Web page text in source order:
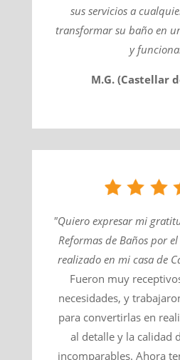
sus servicios a
transformar su baño en
y
M.G. (Castellar
"Quiero expresar mi
Reformas de Baños por
realizado en mi casa de
Fueron muy
necesidades, y
para convertirlas en
al detalle y la calidad
incomparables. Ahora